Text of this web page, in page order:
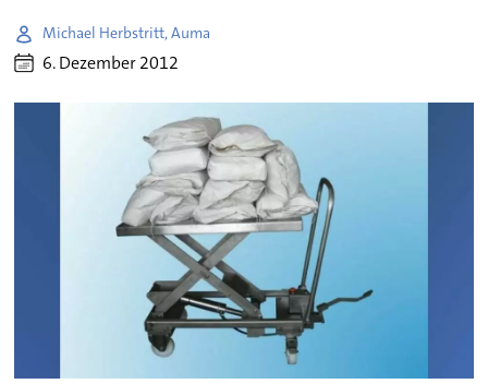
Michael Herbstritt, Auma
6. Dezember 2012